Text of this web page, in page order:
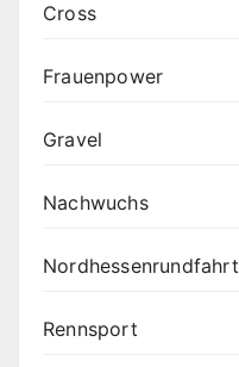
Cross
Frauenpower
Gravel
Nachwuchs
Nordhessenrundfahrt
Rennsport